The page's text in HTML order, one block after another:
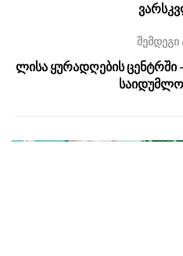
შემდეგი
ლისა ყურადღების ცენტრში